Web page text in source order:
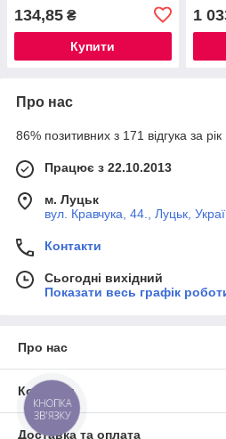
134,85 ₴
Купити
1
Про нас
86% позитивних з 171 відгука за рік
Працює з 22.10.2013
м. Луцьк
вул. Кравчука, 44., Луцьк,
Контакти
Сьогодні вихідний
Показати весь графік
Про нас
Контакти
Доставка та оплата
КНОПКА
ЗВ'ЯЗКУ